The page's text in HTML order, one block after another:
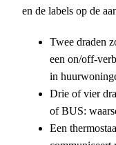
en de labels op de
Twee draden
een on/off-
in
Drie of vier
of BUS:
Een